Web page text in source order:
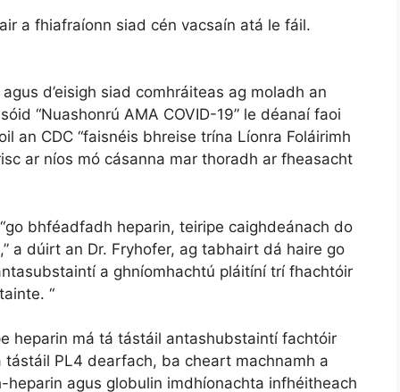
a fhiafraíonn siad cén vacsaín atá le fáil.
d’eisigh siad comhráiteas ag moladh an
“Nuashonrú AMA COVID-19” le déanaí faoi
an CDC “faisnéis bhreise trína Líonra Foláirimh
ar níos mó cásanna mar thoradh ar fheasacht
bhféadfadh heparin, teiripe caighdeánach do
a dúirt an Dr. Fryhofer, ag tabhairt dá haire go
a ghníomhachtú pláitíní trí fhachtóir
“
heparin má tá tástáil antashubstaintí fachtóir
PL4 dearfach, ba cheart machnamh a
agus globulin imdhíonachta infhéitheach